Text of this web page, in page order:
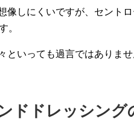
像しにくいですが、セント
。
といっても過言ではありま
ドドレッシング